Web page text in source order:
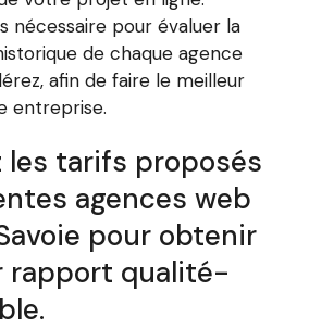
nécessaire pour évaluer la
de chaque agence
afin de faire le meilleur
entreprise.
les tarifs proposés
agences web
pour obtenir
rapport qualité-